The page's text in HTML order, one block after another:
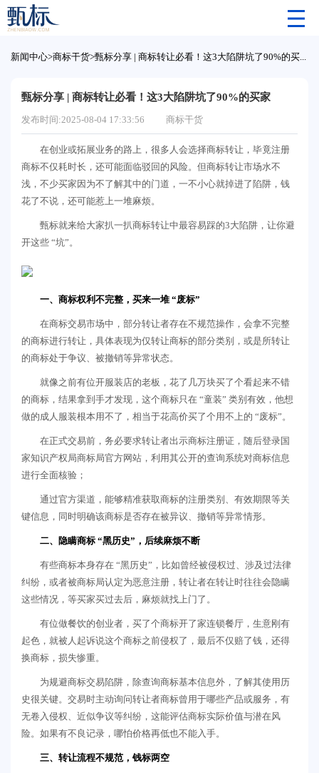
新闻中心>商标干货> 甄标分享 | 商标转让必看！这3大陷阱坑了90%的买家
甄标分享 | 商标转让必看！这3大陷阱坑了90%的买家
发布时间:2025-08-04 17:33:56 商标干货
在创业或拓展业务的路上，很多人会选择商标转让，毕竟注册
商标不仅耗时长，还可能面临驳回的风险。但商标转让市场水不
浅，不少买家因为不了解其中的门道，一不小心就掉进了陷阱，钱
花了不说，还可能惹上一堆麻烦。
甄标就来给大家扒一扒商标转让中最容易踩的3大陷阱，让你避
开这些 “坑”。
一、商标权利不完整，买来一堆 “废标”
在商标交易市场中，部分转让者存在不规范操作，会拿不完整
的商标进行转让，具体表现为仅转让商标的部分类别，或是所转让
的商标处于争议、被撤销等异常状态。
就像之前有位开服装店的老板，花了几万块买了个看起来不错
的商标，结果拿到手才发现，这个商标只在 “童装” 类别有效，他想
做的成人服装根本用不了，相当于花高价买了个用不上的 “废标”。
在正式交易前，务必要求转让者出示商标注册证，随后登录国
家知识产权局商标局官方网站，利用其公开的查询系统对商标信息
进行全面核验；
通过官方渠道，能够精准获取商标的注册类别、有效期限等关
键信息，同时明确该商标是否存在被异议、撤销等异常情形。
二、隐瞒商标 “黑历史”，后续麻烦不断
有些商标本身存在 “黑历史”，比如曾经被侵权过、涉及过法律
纠纷，或者被商标局认定为恶意注册，转让者在转让时往往会隐瞒
这些情况，等买家买过去后，麻烦就找上门了。
有位做餐饮的创业者，买了个商标开了家连锁餐厅，生意刚有
起色，就被人起诉说这个商标之前侵权了，最后不仅赔了钱，还得
换商标，损失惨重。
为规避商标交易陷阱，除查询商标基本信息外，了解其使用历
史很关键。交易时主动询问转让者商标曾用于哪些产品或服务，有
无卷入侵权、近似争议等纠纷，这能评估商标实际价值与潜在风
险。如果有不良记录，哪怕价格再低也不能入手。
三、转让流程不规范，钱标两空